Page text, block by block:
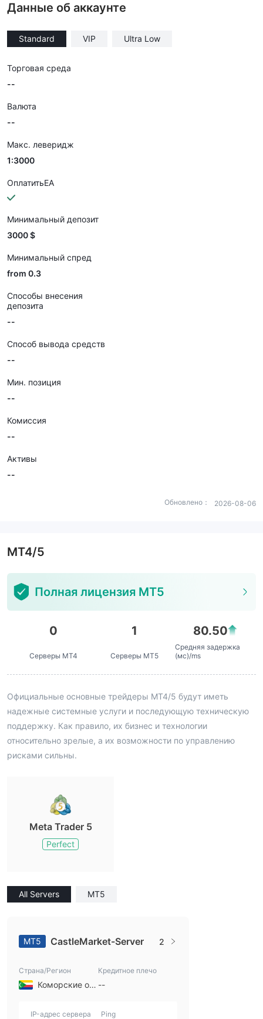
Данные об аккаунте
Standard VIP Ultra Low
Торговая среда
--
Валюта
--
Макс. леверидж
1:3000
ОплатитьEA
Минимальный депозит
3000 $
Минимальный спред
from 0.3
Способы внесения
депозита
--
Способ вывода средств
--
Мин. позиция
--
Комиссия
--
Активы
--
Обновлено： 2026-08-06
MT4/5
Полная лицензия MT5
0
Серверы MT4
1
Серверы MT5
80.50
Средняя задержка
(мс)/ms
Официальные основные трейдеры MT4/5 будут иметь
надежные системные услуги и последующую техническую
поддержку. Как правило, их бизнес и технологии
относительно зрелые, а их возможности по управлению
рисками сильны.
Meta Trader 5
Perfect
All Servers MT5
MT5 CastleMarket-Server 2
Страна/Регион
Коморские острова
Кредитное плечо
--
IP-адрес сервера Ping